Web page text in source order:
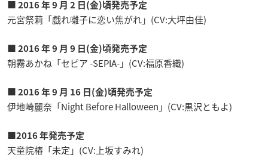
■ 2016 年 9 月 2 日(金)頃発売予定
元宮祭莉「戯れ囃子に恋い焦がれ」(CV:大坪由佳)
■ 2016 年 9 月 9 日(金)頃発売予定
朝霧あかね「セピア -SEPIA-」(CV:福原香織)
■ 2016 年 9 月 16 日(金)頃発売予定
伊地崎麗奈「Night Before Halloween」(CV:黒沢ともよ)
■2016 年発売予定
天童院椿「未定」(CV:上坂すみれ)